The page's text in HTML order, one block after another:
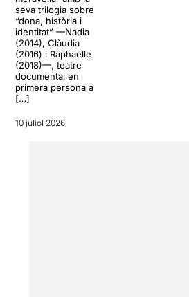
seva trilogia sobre
“dona, història i
identitat” —Nadia
(2014), Clàudia
(2016) i Raphaëlle
(2018)—, teatre
documental en
primera persona a
[…]
10 juliol 2026